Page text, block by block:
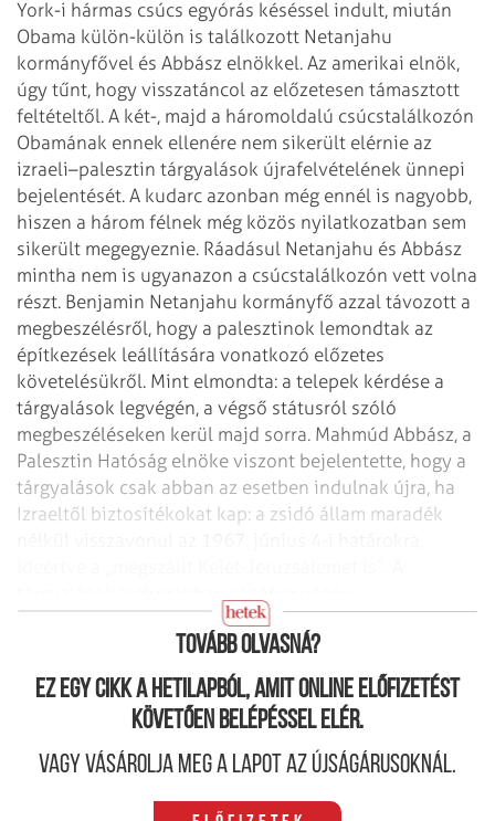
York-i hármas csúcs egyórás késéssel indult, miután
Obama külön-külön is találkozott Netanjahu
kormányfővel és Abbász elnökkel. Az amerikai elnök,
úgy tűnt, hogy visszatáncol az előzetesen támasztott
feltételtől. A két-, majd a háromoldalú csúcstalálkozón
Obamának ennek ellenére nem sikerült elérnie az
izraeli–palesztin tárgyalások újrafelvételének ünnepi
bejelentését. A kudarc azonban még ennél is nagyobb,
hiszen a három félnek még közös nyilatkozatban sem
sikerült megegyeznie. Ráadásul Netanjahu és Abbász
mintha nem is ugyanazon a csúcstalálkozón vett volna
részt. Benjamin Netanjahu kormányfő azzal távozott a
megbeszélésről, hogy a palesztinok lemondtak az
építkezések leállítására vonatkozó előzetes
követelésükről. Mint elmondta: a telepek kérdése a
tárgyalások legvégén, a végső státusról szóló
megbeszéléseken kerül majd sorra. Mahmúd Abbász, a
Palesztin Hatóság elnöke viszont bejelentette, hogy a
tárgyalások csak abban az esetben indulnak újra, ha
Izraeltől biztosítékokat kap: a zsidó állam maradék
folytatódhatnak.
Tovább olvasná?
Ez egy cikk a hetilapból, amit online előfizetést
követően belépéssel elér.
Vagy vásárolja meg a lapot az újságárusoknál.